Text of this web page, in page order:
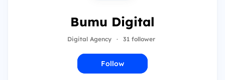
Bumu Digital
Digital Agency · 31 follower
Follow